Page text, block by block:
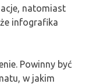
natomiast
infografika
Powinny być
w jakim